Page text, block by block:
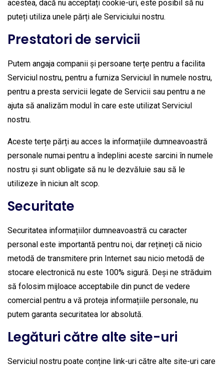
acestea, dacă nu acceptați cookie-uri, este posibil să nu
puteți utiliza unele părți ale Serviciului nostru.
Prestatori de servicii
Putem angaja companii și persoane terțe pentru a facilita
Serviciul nostru, pentru a furniza Serviciul în numele nostru,
pentru a presta servicii legate de Servicii sau pentru a ne
ajuta să analizăm modul în care este utilizat Serviciul
nostru.
Aceste terțe părți au acces la informațiile dumneavoastră
personale numai pentru a îndeplini aceste sarcini în numele
nostru și sunt obligate să nu le dezvăluie sau să le
utilizeze în niciun alt scop.
Securitate
Securitatea informațiilor dumneavoastră cu caracter
personal este importantă pentru noi, dar rețineți că nicio
metodă de transmitere prin Internet sau nicio metodă de
stocare electronică nu este 100% sigură. Deși ne străduim
să folosim mijloace acceptabile din punct de vedere
comercial pentru a vă proteja informațiile personale, nu
putem garanta securitatea lor absolută.
Legături către alte site-uri
Serviciul nostru poate conține link-uri către alte site-uri care